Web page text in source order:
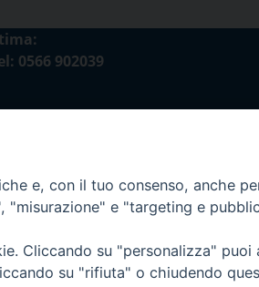
0566 902039
- Piombino
e, con il tuo consenso, anche
e "targeting e
Cliccando su "personalizza" puoi
su "rifiuta" o chiudendo